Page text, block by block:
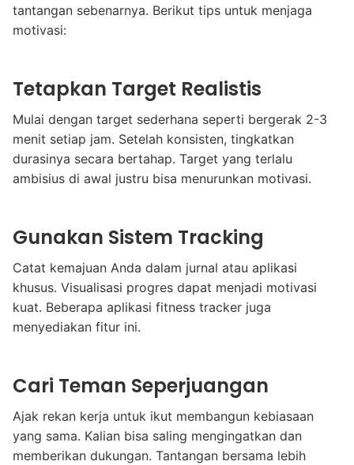
tantangan sebenarnya. Berikut tips untuk menjaga
motivasi:
Tetapkan Target Realistis
Mulai dengan target sederhana seperti bergerak 2-3
menit setiap jam. Setelah konsisten, tingkatkan
durasinya secara bertahap. Target yang terlalu
ambisius di awal justru bisa menurunkan motivasi.
Gunakan Sistem Tracking
Catat kemajuan Anda dalam jurnal atau aplikasi
khusus. Visualisasi progres dapat menjadi motivasi
kuat. Beberapa aplikasi fitness tracker juga
menyediakan fitur ini.
Cari Teman Seperjuangan
Ajak rekan kerja untuk ikut membangun kebiasaan
yang sama. Kalian bisa saling mengingatkan dan
memberikan dukungan. Tantangan bersama lebih